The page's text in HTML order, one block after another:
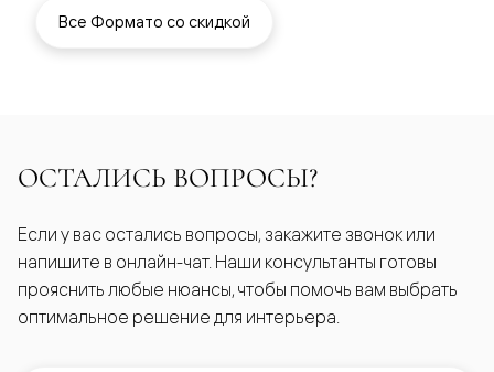
Все Формато со скидкой
ОСТАЛИСЬ ВОПРОСЫ?
Если у вас остались вопросы, закажите звонок или
напишите в онлайн-чат. Наши консультанты готовы
прояснить любые нюансы, чтобы помочь вам выбрать
оптимальное решение для интерьера.